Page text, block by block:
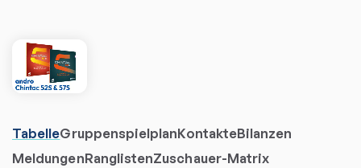
TabelleGruppenspielplanKontakteBilanzen
MeldungenRanglistenZuschauer-Matrix